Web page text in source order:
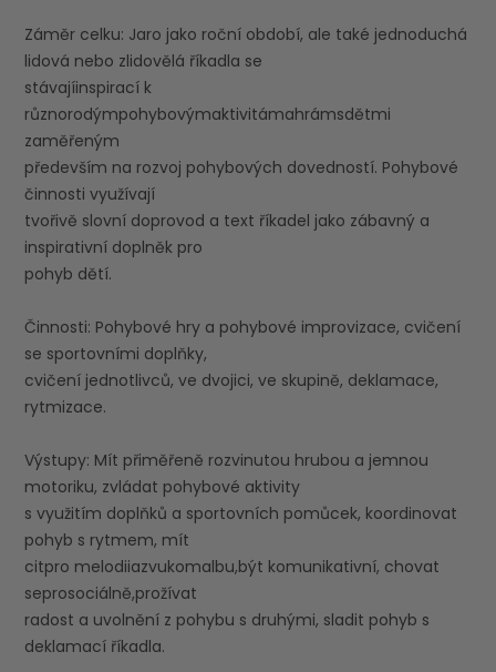
Záměr celku: Jaro jako roční období, ale také jednoduchá
lidová nebo zlidovělá říkadla se
stávajíinspirací k
různorodýmpohybovýmaktivitámahrámsdětmi
zaměřeným
především na rozvoj pohybových dovedností. Pohybové
činnosti využívají
tvořivě slovní doprovod a text říkadel jako zábavný a
inspirativní doplněk pro
pohyb dětí.
Činnosti: Pohybové hry a pohybové improvizace, cvičení
se sportovními doplňky,
cvičení jednotlivců, ve dvojici, ve skupině, deklamace,
rytmizace.
Výstupy: Mít přiměřeně rozvinutou hrubou a jemnou
motoriku, zvládat pohybové aktivity
s využitím doplňků a sportovních pomůcek, koordinovat
pohyb s rytmem, mít
citpro melodiiazvukomalbu,být komunikativní, chovat
seprosociálně,prožívat
radost a uvolnění z pohybu s druhými, sladit pohyb s
deklamací říkadla.